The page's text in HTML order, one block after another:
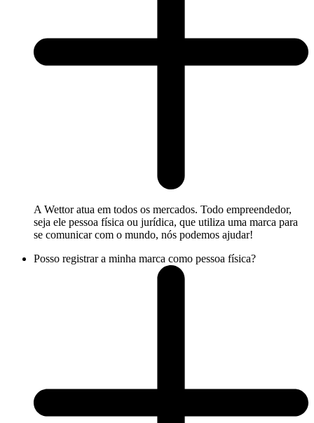
A Wettor atua em todos os mercados. Todo empreendedor,
seja ele pessoa física ou jurídica, que utiliza uma marca para
se comunicar com o mundo, nós podemos ajudar!
Posso registrar a minha marca como pessoa física?